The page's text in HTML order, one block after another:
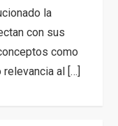
la
con sus
como
relevancia al […]